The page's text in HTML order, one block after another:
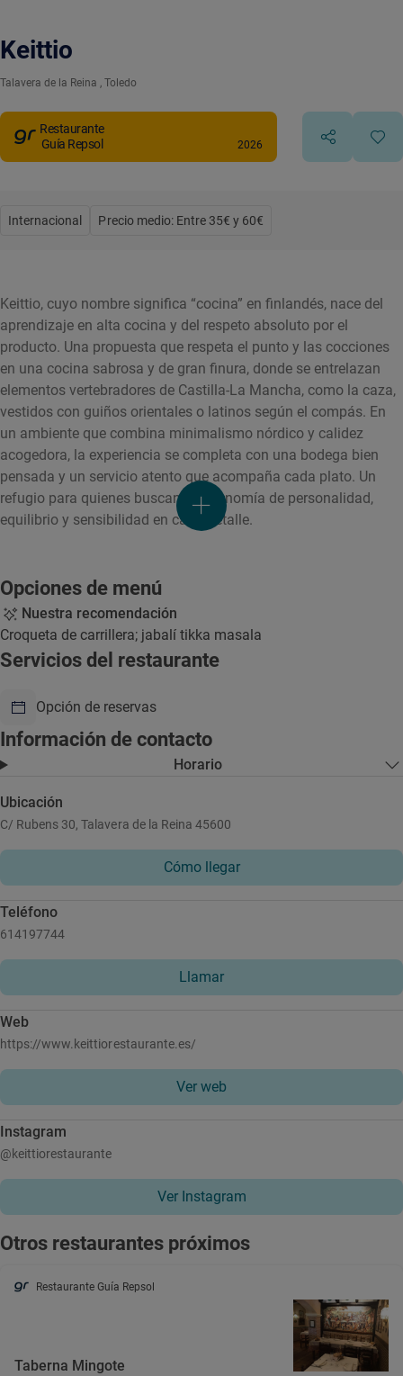
Keittio
Talavera de la Reina , Toledo
Restaurante
Guía Repsol
2026
Internacional Precio medio: Entre 35€ y 60€
Keittio, cuyo nombre significa “cocina” en finlandés, nace del
aprendizaje en alta cocina y del respeto absoluto por el
producto. Una propuesta que respeta el punto y las cocciones
en una cocina sabrosa y de gran finura, donde se entrelazan
elementos vertebradores de Castilla-La Mancha, como la caza,
vestidos con guiños orientales o latinos según el compás. En
un ambiente que combina minimalismo nórdico y calidez
acogedora, la experiencia se completa con una bodega bien
pensada y un servicio atento que acompaña cada plato. Un
refugio para quienes buscan gastronomía de personalidad,
equilibrio y sensibilidad en cada detalle.
Opciones de menú
Nuestra recomendación
Croqueta de carrillera; jabalí tikka masala
Servicios del restaurante
Opción de reservas
Información de contacto
Horario
Ubicación
C/ Rubens 30, Talavera de la Reina 45600
Cómo llegar
Teléfono
614197744
Llamar
Web
https://www.keittiorestaurante.es/
Ver web
Instagram
@keittiorestaurante
Ver Instagram
Otros restaurantes próximos
Restaurante Guía Repsol
Taberna Mingote